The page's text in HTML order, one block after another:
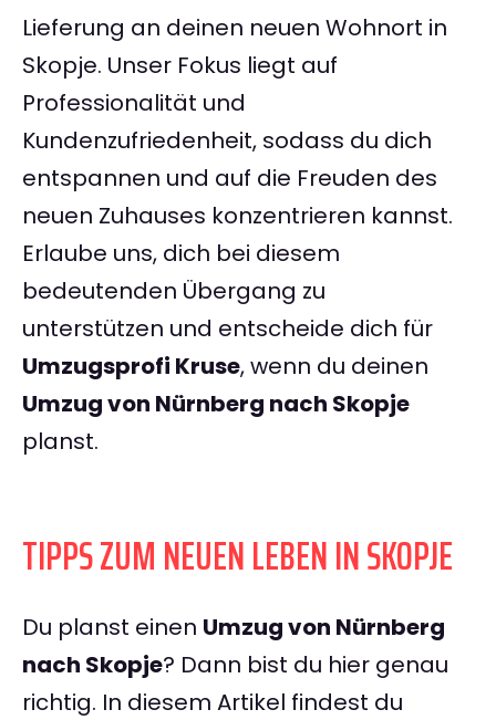
Lieferung an deinen neuen Wohnort in
Skopje. Unser Fokus liegt auf
Professionalität und
Kundenzufriedenheit, sodass du dich
entspannen und auf die Freuden des
neuen Zuhauses konzentrieren kannst.
Erlaube uns, dich bei diesem
bedeutenden Übergang zu
unterstützen und entscheide dich für
Umzugsprofi Kruse, wenn du deinen
Umzug von Nürnberg nach Skopje
planst.
TIPPS ZUM NEUEN LEBEN IN SKOPJE
Du planst einen Umzug von Nürnberg
nach Skopje? Dann bist du hier genau
richtig. In diesem Artikel findest du